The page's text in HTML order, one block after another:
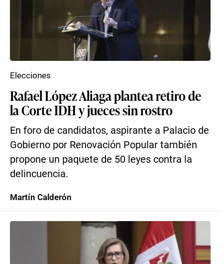
Rafael López Aliaga plantea retiro de
la Corte IDH y jueces sin rostro
En foro de candidatos, aspirante a Palacio de
Gobierno por Renovación Popular también
propone un paquete de 50 leyes contra la
delincuencia.
Elecciones
Martín Calderón